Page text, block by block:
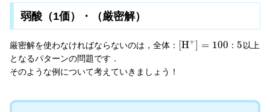
弱酸（1価）・（厳密解）
厳密解を使わなければならないのは，全体： [H+] = 100 ： 5 以上
となるパターンの問題です．
そのような例について考えていきましょう！